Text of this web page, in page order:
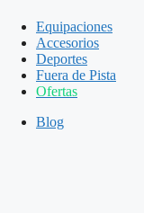
Equipaciones
Accesorios
Deportes
Fuera de Pista
Ofertas
Blog